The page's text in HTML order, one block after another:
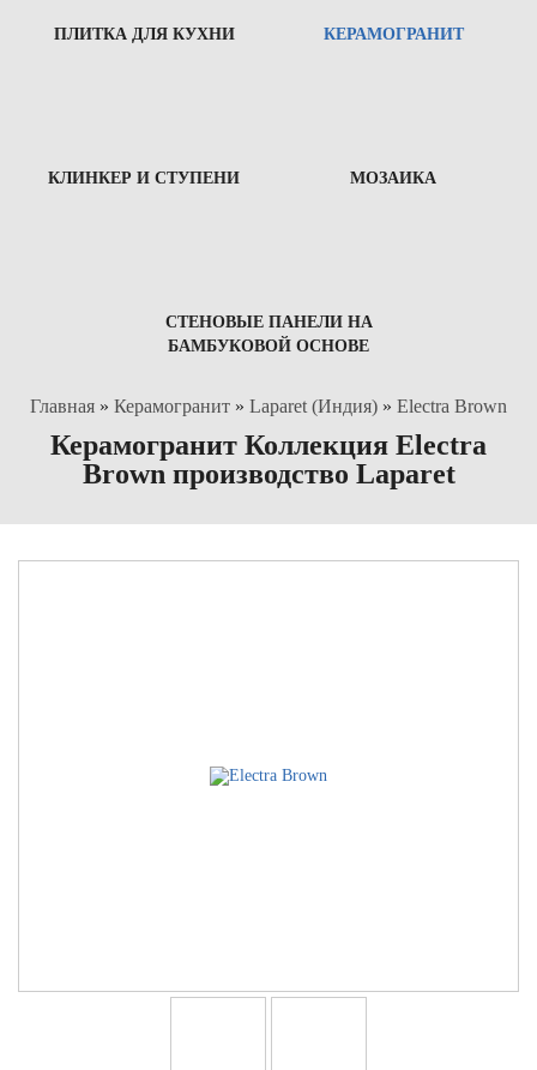
ПЛИТКА ДЛЯ КУХНИ КЕРАМОГРАНИТ
КЛИНКЕР И СТУПЕНИ МОЗАИКА
СТЕНОВЫЕ ПАНЕЛИ НА
БАМБУКОВОЙ ОСНОВЕ
Главная » Керамогранит » Laparet (Индия) » Electra Brown
Керамогранит Коллекция Electra
Brown производство Laparet